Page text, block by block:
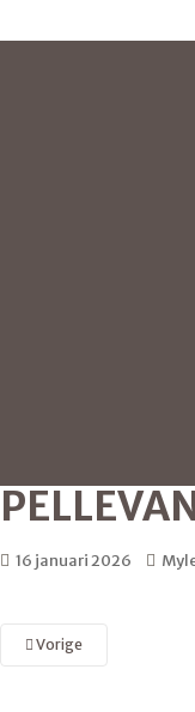
16 januari 2026
Vorige